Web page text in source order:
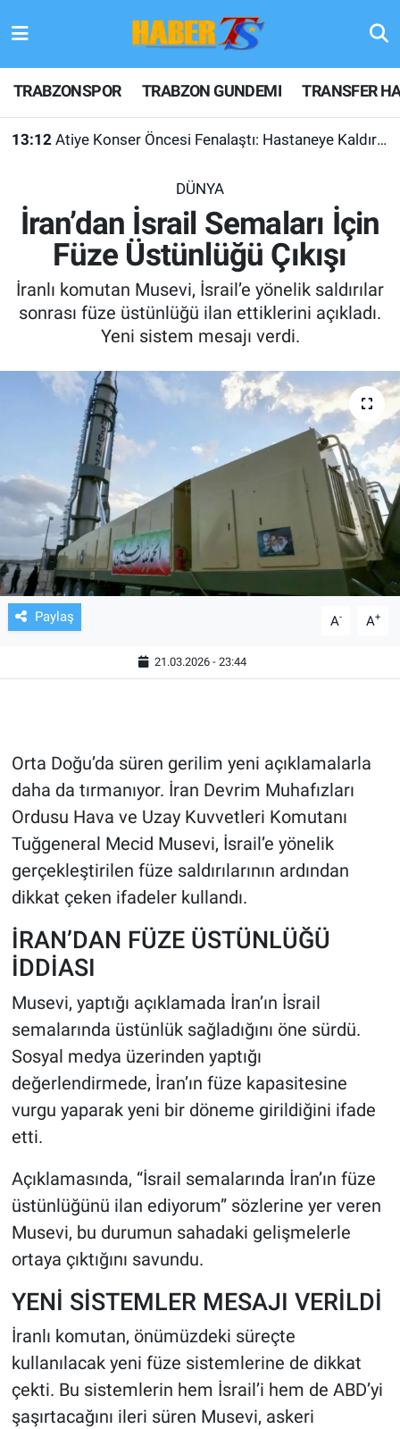
TRABZONSPOR TRABZON GUNDEMI TRANSFER
13:12 Atiye Konser Öncesi Fenalaştı: Hastaneye Kaldırıldı
DÜNYA
İran’dan İsrail Semaları İçin
Füze Üstünlüğü Çıkışı
İranlı komutan Musevi, İsrail’e yönelik saldırılar
sonrası füze üstünlüğü ilan ettiklerini açıkladı.
Yeni sistem mesajı verdi.
Paylaş A- A+
21.03.2026 - 23:44
Orta Doğu’da süren gerilim yeni açıklamalarla
daha da tırmanıyor. İran Devrim Muhafızları
Ordusu Hava ve Uzay Kuvvetleri Komutanı
Tuğgeneral Mecid Musevi, İsrail’e yönelik
gerçekleştirilen füze saldırılarının ardından
dikkat çeken ifadeler kullandı.
İRAN’DAN FÜZE ÜSTÜNLÜĞÜ
İDDİASI
Musevi, yaptığı açıklamada İran’ın İsrail
semalarında üstünlük sağladığını öne sürdü.
Sosyal medya üzerinden yaptığı
değerlendirmede, İran’ın füze kapasitesine
vurgu yaparak yeni bir döneme girildiğini ifade
etti.
Açıklamasında, “İsrail semalarında İran’ın füze
üstünlüğünü ilan ediyorum” sözlerine yer veren
Musevi, bu durumun sahadaki gelişmelerle
ortaya çıktığını savundu.
YENİ SİSTEMLER MESAJI VERİLDİ
İranlı komutan, önümüzdeki süreçte
kullanılacak yeni füze sistemlerine de dikkat
çekti. Bu sistemlerin hem İsrail’i hem de ABD’yi
şaşırtacağını ileri süren Musevi, askeri
TRABZONSPOR
TRABZON GUNDEMI
TRANSFER HABERLERI
KULİS MEYDANI
1461 TRABZON
FUTBOL
ALT LIGLER
TV VE SİNEMA
BASKETBOL
SAĞLIK
GENEL
KÜLTÜR SANAT
EĞİTİM
ÇEVRE
HABERDE İNSAN
POLİTİKA
SPOR
MAGAZİN
Bilim, Teknoloji
Hava Durumu
Trafik Durumu
Tüm Manşetler
Son Dakika Haberleri
Haber Arşivi